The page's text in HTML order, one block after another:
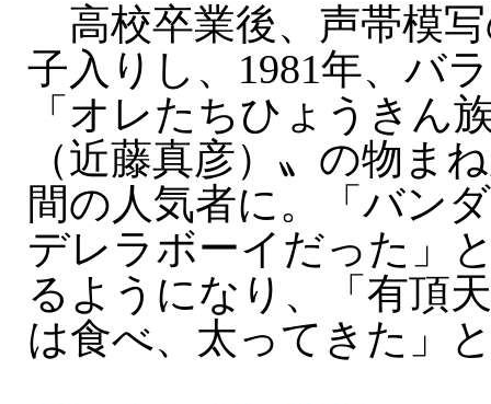
高校卒業後、声帯模
子入りし、1981年、バ
「オレたちひょうきん
（近藤真彦）〟の物ま
間の人気者に。「バン
デレラボーイだった」
るようになり、「有頂
は食べ、太ってきた」